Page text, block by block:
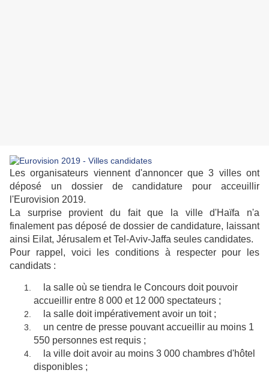
Les organisateurs viennent d'annoncer que 3 villes ont
déposé un dossier de candidature pour acceuillir
l'Eurovision 2019.
La surprise provient du fait que la ville d'Haïfa n'a
finalement pas déposé de dossier de candidature, laissant
ainsi Eilat, Jérusalem et Tel-Aviv-Jaffa seules candidates.
Pour rappel, voici les conditions à respecter pour les
candidats :
la salle où se tiendra le Concours doit pouvoir
accueillir entre 8 000 et 12 000 spectateurs ;
la salle doit impérativement avoir un toit ;
un centre de presse pouvant accueillir au moins 1
550 personnes est requis ;
la ville doit avoir au moins 3 000 chambres d'hôtel
disponibles ;